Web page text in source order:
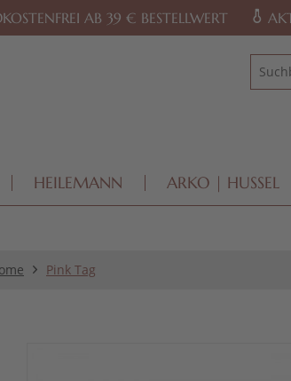
Zum Footer springen
AB 39 € BESTELLWERT
HEILEMANN ARKO | HUSSEL
Pink Tag